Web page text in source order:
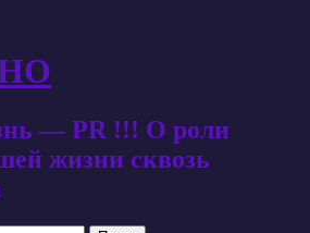
— PR !!! О роли
жизни сквозь